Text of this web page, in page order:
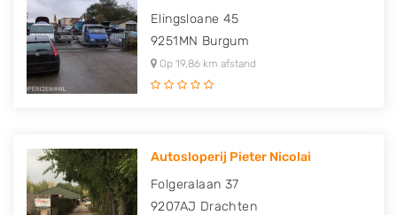
Elingsloane 45
9251MN Burgum
Op 19,86 km afstand
Autosloperij Pieter Nicolai
Folgeralaan 37
9207AJ Drachten